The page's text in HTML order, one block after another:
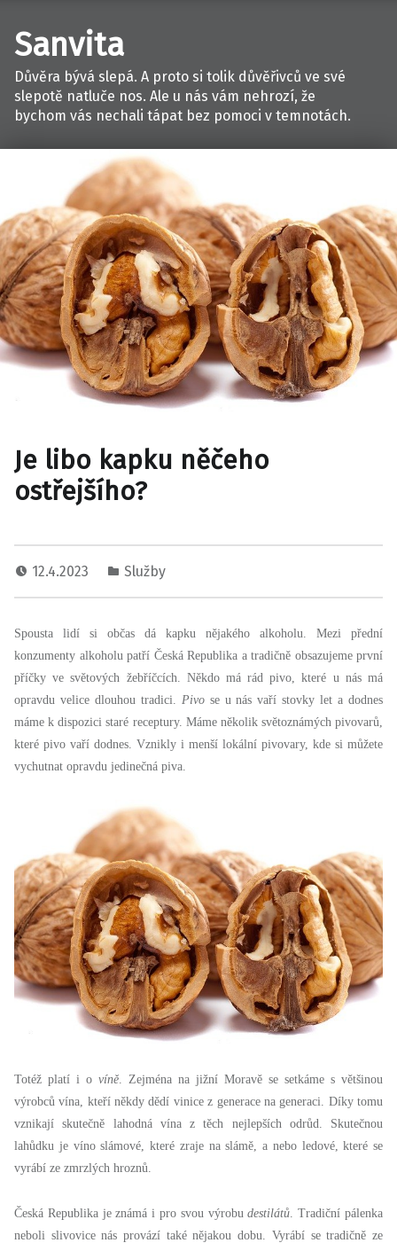
Sanvita
Důvěra bývá slepá. A proto si tolik důvěřivců ve své
slepotě natluče nos. Ale u nás vám nehrozí, že
bychom vás nechali tápat bez pomoci v temnotách.
Je libo kapku něčeho
ostřejšího?
12.4.2023 Služby
Spousta lidí si občas dá kapku nějakého alkoholu. Mezi přední
konzumenty alkoholu patří Česká Republika a tradičně obsazujeme první
příčky ve světových žebříčcích. Někdo má rád pivo, které u nás má
opravdu velice dlouhou tradici. Pivose u nás vaří stovky let a dodnes
máme k dispozici staré receptury. Máme několik světoznámých pivovarů,
které pivo vaří dodnes. Vznikly i menší lokální pivovary, kde si můžete
vychutnat opravdu jedinečná piva.
Totéž platí i o víně . Zejména na jižní Moravě se setkáme s většinou
výrobců vína, kteří někdy dědí vinice z generace na generaci. Díky tomu
vznikají skutečně lahodná vína z těch nejlepších odrůd. Skutečnou
lahůdku je víno slámové, které zraje na slámě, a nebo ledové, které se
vyrábí ze zmrzlých hroznů.
Česká Republika je známá i pro svou výrobudestilátů . Tradiční pálenka
neboli slivovice nás provází také nějakou dobu. Vyrábí se tradičně ze